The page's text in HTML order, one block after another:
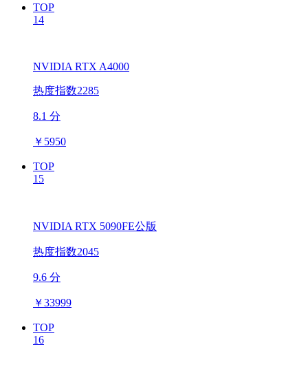
TOP
14
NVIDIA RTX A4000
热度指数2285
8.1 分
￥ 5950
TOP
15
NVIDIA RTX 5090FE公版
热度指数2045
9.6 分
￥33999
TOP
16